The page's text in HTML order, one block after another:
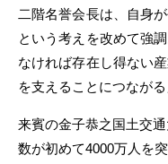
二階名誉会長は、自身
という考えを改めて強
なければ存在し得ない
を支えることにつながる
来賓の金子恭之国土交
数が初めて4000万人を